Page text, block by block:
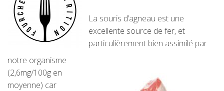
La souris d’agneau est une
excellente source de fer, et
particulièrement bien assimilé par
notre organisme
(2,6mg/100g en
moyenne) car